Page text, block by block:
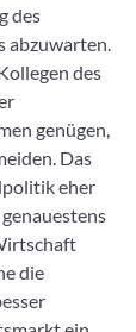
des
abzuwarten.
des
genügen,
Das
eher
die